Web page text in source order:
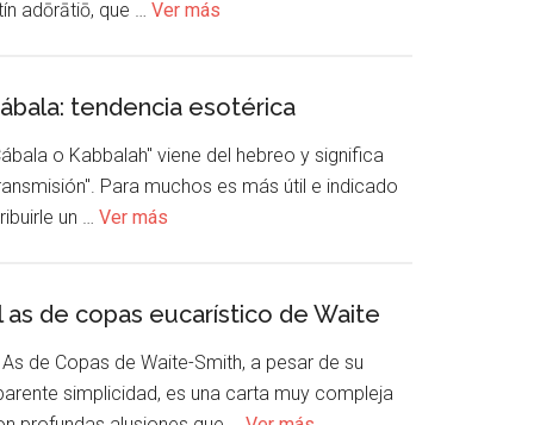
adōrātiō, que … Ver más
tendencia esotérica
o Kabbalah" viene del hebreo y significa
Para muchos es más útil e indicado
un … Ver más
as de copas eucarístico de Waite
As de Copas de Waite-Smith, a pesar de su
simplicidad, es una carta muy compleja